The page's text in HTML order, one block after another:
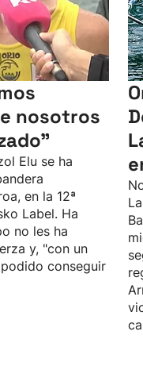
nosotros
Elu se ha
en la 12ª
Label. Ha
no les ha
y, "con un
conseguir